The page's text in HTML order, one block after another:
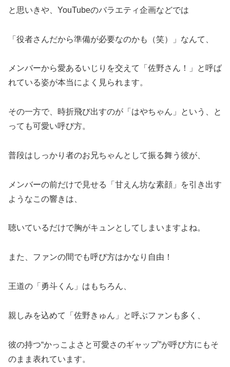
と思いきや、YouTubeのバラエティ企画などでは
「役者さんだから準備が必要なのかも（笑）」なんて、
メンバーから愛あるいじりを交えて「佐野さん！」と呼ば
れている姿が本当によく見られます。
その一方で、時折飛び出すのが「はやちゃん」という、と
っても可愛い呼び方。
普段はしっかり者のお兄ちゃんとして振る舞う彼が、
メンバーの前だけで見せる「甘えん坊な素顔」を引き出す
ようなこの響きは、
聴いているだけで胸がキュンとしてしまいますよね。
また、ファンの間でも呼び方はかなり自由！
王道の「勇斗くん」はもちろん、
親しみを込めて「佐野きゅん」と呼ぶファンも多く、
彼の持つ“かっこよさと可愛さのギャップ”が呼び方にもそ
のまま表れています。